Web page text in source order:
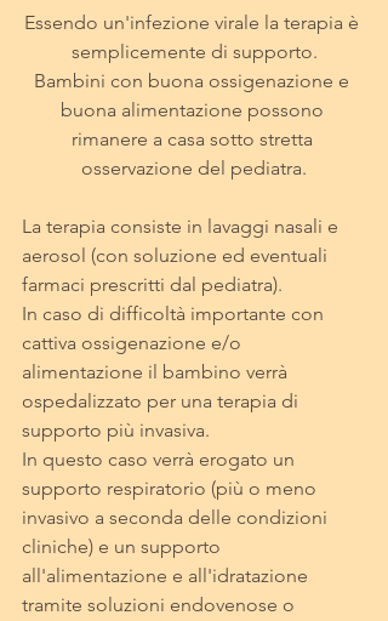
Essendo un'infezione virale la terapia è
semplicemente di supporto.
Bambini con buona ossigenazione e
buona alimentazione possono
rimanere a casa sotto stretta
osservazione del pediatra.
La terapia consiste in lavaggi nasali e
aerosol (con soluzione ed eventuali
farmaci prescritti dal pediatra).
In caso di difficoltà importante con
cattiva ossigenazione e/o
alimentazione il bambino verrà
ospedalizzato per una terapia di
supporto più invasiva.
In questo caso verrà erogato un
supporto respiratorio (più o meno
invasivo a seconda delle condizioni
cliniche) e un supporto
all'alimentazione e all'idratazione
tramite soluzioni endovenose o